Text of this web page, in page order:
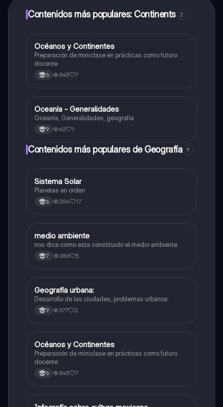
Contenidos más populares: Continents 2
Geografía
Océanos y Continentes
Preparación de miniclase en prácticas como futuro
docente
6 345 7
Geografía
Oceanía - Generalidades
Oceanía, Generalidades, geografía
9 62 1
Contenidos más populares de Geografía 9
Geografía
Sistema Solar
Planetas en orden
6 204 17
Geografía
medio ambiente
nos dice como esta constituido el medio ambiente
7 286 5
Filosofía
Geografía urbana:
Desarrollo de las ciudades, problemas urbanos.
9 377 2
Geografía
Océanos y Continentes
Preparación de miniclase en prácticas como futuro
docente
6 345 7